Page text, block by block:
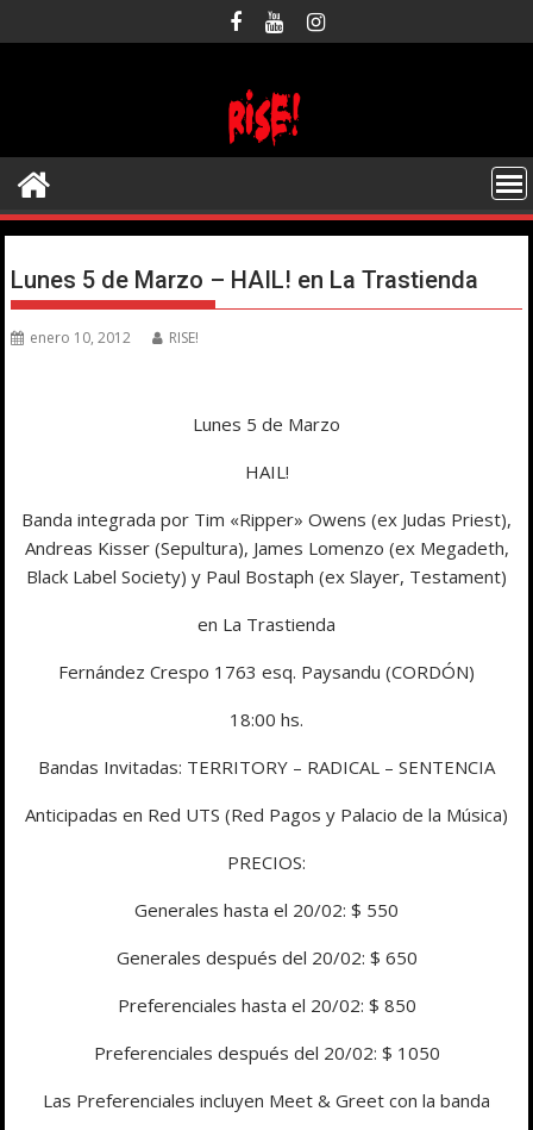
al
Lunes 5 de Marzo – HAIL! en La Trastienda
enero 10, 2012 RISE!
Lunes 5 de Marzo
HAIL!
Banda integrada por Tim «Ripper» Owens (ex Judas Priest),
Andreas Kisser (Sepultura), James Lomenzo (ex Megadeth,
Black Label Society) y Paul Bostaph (ex Slayer, Testament)
en La Trastienda
Fernández Crespo 1763 esq. Paysandu (CORDÓN)
18:00 hs.
Bandas Invitadas: TERRITORY – RADICAL – SENTENCIA
Anticipadas en Red UTS (Red Pagos y Palacio de la Música)
PRECIOS:
Generales hasta el 20/02: $ 550
Generales después del 20/02: $ 650
Preferenciales hasta el 20/02: $ 850
Preferenciales después del 20/02: $ 1050
Las Preferenciales incluyen Meet & Greet con la banda